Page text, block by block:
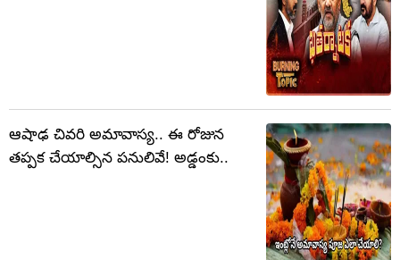
ఆషాఢ చివరి అమావాస్య.. ఈ రోజున
తప్పక చేయాల్సిన పనులివే! అడ్డంకు..